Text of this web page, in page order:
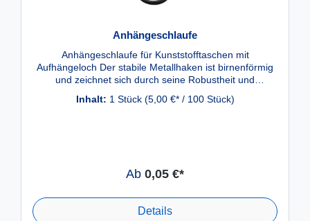
Anhängeschlaufe
Anhängeschlaufe für Kunststofftaschen mit
Aufhängeloch Der stabile Metallhaken ist birnenförmig
und zeichnet sich durch seine Robustheit und
Stahldraht und ist dadurch rostfrei. Alle Toni Weber
befestigt werden. Die Werkstatthülle wird über die
Einstecknase auf den Metallhaken gezogen und kann
befestigt werden. Die ovale Form des Hakens erlaubt
der Kunststofftasche genügend Freiraum, um die
Inhalt: 1 Stück (5,00 €* / 100 Stück)
Ab 0,05 €*
Details